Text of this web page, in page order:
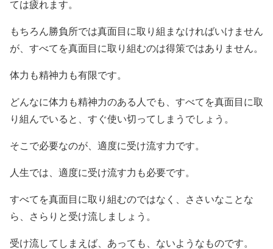
ては疲れます。
もちろん勝負所では真面目に取り組まなければいけません
が、すべてを真面目に取り組むのは得策ではありません。
体力も精神力も有限です。
どんなに体力も精神力のある人でも、すべてを真面目に取
り組んでいると、すぐ使い切ってしまうでしょう。
そこで必要なのが、適度に受け流す力です。
人生では、適度に受け流す力も必要です。
すべてを真面目に取り組むのではなく、ささいなことな
ら、さらりと受け流しましょう。
受け流してしまえば、あっても、ないようなものです。